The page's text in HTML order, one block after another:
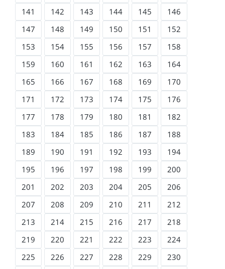
141
142 143 144 145
146
147
148 149 150 151
152
153
154 155 156 157
158
159
160 161 162 163
164
165
166 167 168 169
170
171
172 173 174 175
176
177
178 179 180 181
182
183
184 185 186 187
188
189
190 191 192 193
194
195
196 197 198 199
200
201
202 203 204 205
206
207
208 209 210 211
212
213
214 215 216 217
218
219
220 221 222 223
224
225
226 227 228 229
230